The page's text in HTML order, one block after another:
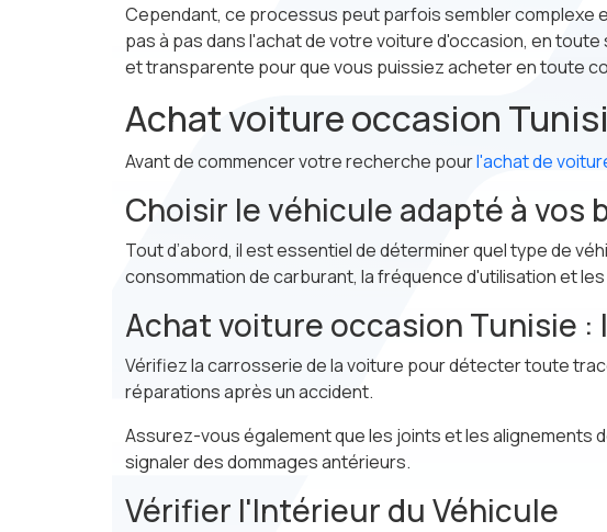
Cependant, ce processus peut parfois sembler complexe
pas à pas dans l'achat de votre voiture d'occasion, en
et transparente pour que vous puissiez acheter en toute
Achat voiture occasion
Avant de commencer votre recherche pourl'achat de
Choisir le véhicule adapté à vos
Tout d’abord, il est essentiel de déterminer quel type de
consommation de carburant, la fréquence d'utilisation et
Achat voiture occasion Tunisie
Vérifiez la carrosserie de la voiture pour détecter toute
réparations après un accident.
Assurez-vous également que les joints et les
signaler des dommages antérieurs.
Vérifier l'Intérieur du Véhicule